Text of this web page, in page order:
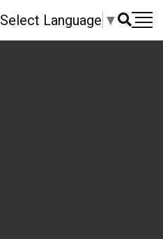
Select Language ▼